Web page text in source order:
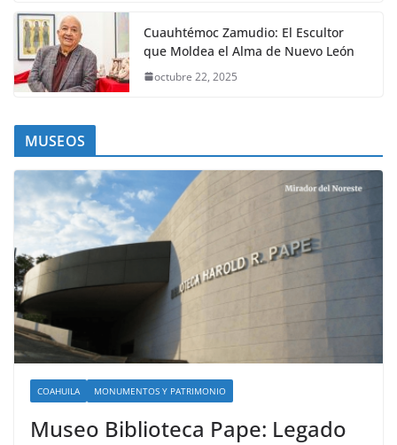
Cuauhtémoc Zamudio: El Escultor
que Moldea el Alma de Nuevo León
octubre 22, 2025
MUSEOS
COAHUILA MONUMENTOS Y PATRIMONIO
Museo Biblioteca Pape: Legado